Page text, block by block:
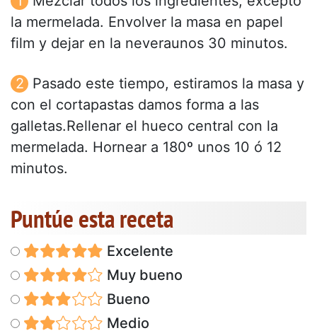
la mermelada. Envolver la masa en papel
film y dejar en la neveraunos 30 minutos.
Pasado este tiempo, estiramos la masa y
con el cortapastas damos forma a las
galletas.Rellenar el hueco central con la
mermelada. Hornear a 180º unos 10 ó 12
minutos.
Puntúe esta receta
Excelente
Muy bueno
Bueno
Medio